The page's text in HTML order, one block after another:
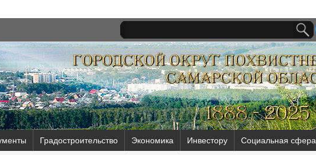
Градостроительство Экономика Инвестору Социальная сфера